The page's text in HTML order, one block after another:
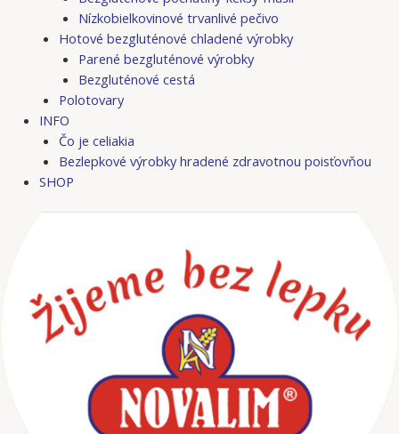
Nízkobielkovinové trvanlivé pečivo
Hotové bezgluténové chladené výrobky
Parené bezgluténové výrobky
Bezgluténové cestá
Polotovary
INFO
Čo je celiakia
Bezlepkové výrobky hradené zdravotnou poisťovňou
SHOP